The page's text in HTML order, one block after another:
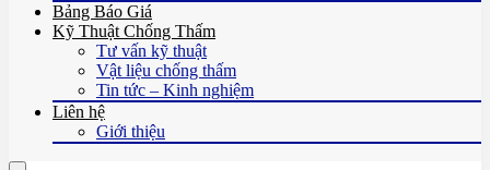
Bảng Báo Giá
Kỹ Thuật Chống Thấm
Tư vấn kỹ thuật
Vật liệu chống thấm
Tin tức – Kinh nghiệm
Liên hệ
Giới thiệu